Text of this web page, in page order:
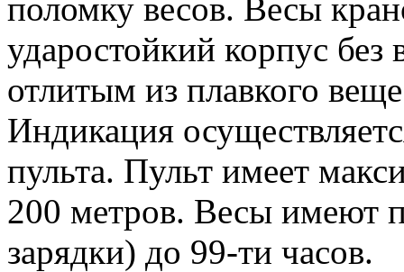
поломку весов. Весы
ударостойкий корпус без
отлитым из плавкого
Индикация
пульта. Пульт имеет
200 метров. Весы имеют
зарядки) до 99-ти часов.